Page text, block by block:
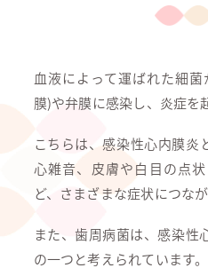
血液によって運ばれた細
膜)や弁膜に感染し、炎症を
こちらは、感染性心内膜炎
心雑音、皮膚や白目の点
ど、さまざまな症状につなが
また、歯周病菌は、感染性
の一つと考えられています。